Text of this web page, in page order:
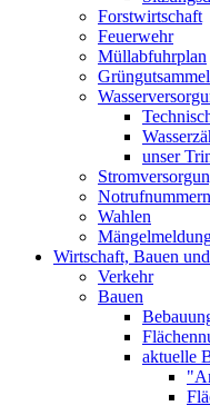
Forstwirtschaft
Feuerwehr
Müllabfuhrplan
unser
Notrufnummern
Wahlen
Wirtschaft, Bauen
Verkehr
Bauen
aktuelle